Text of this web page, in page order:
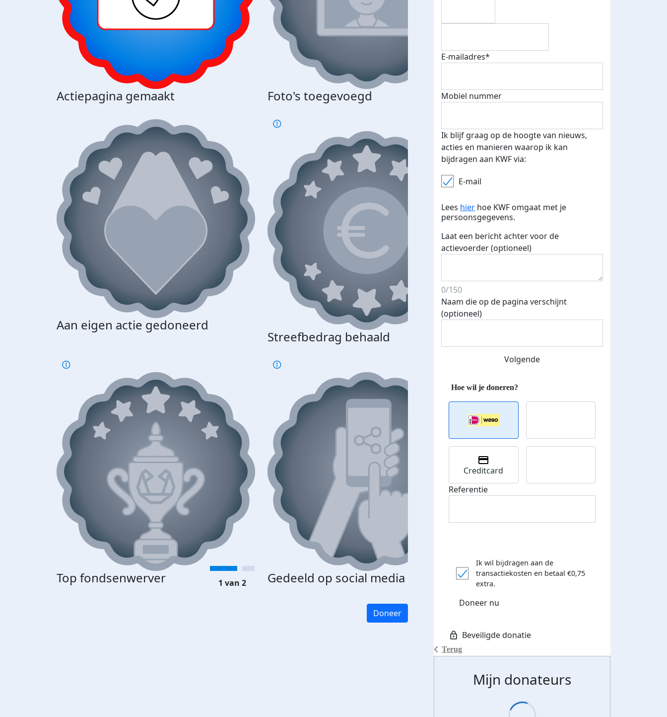
Actiepagina gemaakt Foto's toegevoegd E-mails verstuurd
Aan eigen actie gedoneerd
Streefbedrag behaald
Top fondsenwerver Gedeeld op social media Donateurs bedankt
je je speciale KWF t-shirt!
1 van 2
Doneer
E-mailadres*
Mobiel nummer
Ik blijf graag op de hoogte van nieuws,
acties en manieren waarop ik kan
bijdragen aan KWF via:
E-mail
Lees hier hoe KWF omgaat met je
persoonsgegevens.
Laat een bericht achter voor de
actievoerder (optioneel)
0/150
Naam die op de pagina verschijnt
(optioneel)
Volgende
Terug
Creditcard
Referentie
Ik wil bijdragen aan de
transactiekosten en betaal €0,75
extra.
Doneer nu
Mijn donateurs